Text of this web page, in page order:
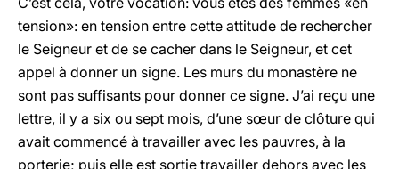
tension»: en tension entre cette attitude de rechercher
le Seigneur et de se cacher dans le Seigneur, et cet
appel à donner un signe. Les murs du monastère ne
sont pas suffisants pour donner ce signe. J’ai reçu une
lettre, il y a six ou sept mois, d’une sœur de clôture qui
avait commencé à travailler avec les pauvres, à la
porterie; puis elle est sortie travailler dehors avec les